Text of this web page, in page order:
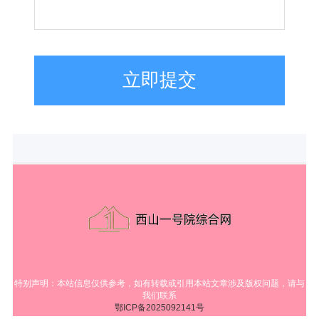
立即提交
特别声明：本站信息仅供参考，如有转载或引用本站文章涉及版权问题，请与
我们联系
鄂ICP备2025092141号